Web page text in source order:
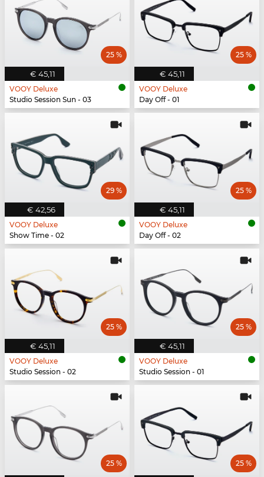
€ 45,11
25 %
VOOY Deluxe
Studio Session Sun - 03
€ 45,11
25 %
VOOY Deluxe
Day Off - 01
€ 42,56
29 %
VOOY Deluxe
Show Time - 02
€ 45,11
25 %
VOOY Deluxe
Day Off - 02
€ 45,11
25 %
VOOY Deluxe
Studio Session - 02
€ 45,11
25 %
VOOY Deluxe
Studio Session - 01
25 % 25 %